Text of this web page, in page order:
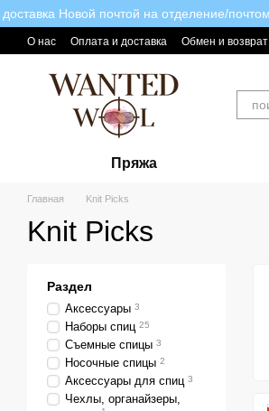
Перейти к основному контенту
доставка Новой почтой на отделение/
О нас Оплата и доставка Обмен и возврат
Пряжа
Главная Knit Picks
Knit Picks
Раздел
Аксессуары 3
Наборы спиц 25
Съемные спицы 3
Носочные спицы 2
Аксессуары для спиц 3
Чехлы, органайзеры,